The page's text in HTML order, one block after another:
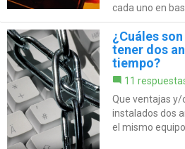
cada uno en
¿Cuáles
tener dos
tiempo?
11
Que ventajas
instalados dos
el mismo equipo.